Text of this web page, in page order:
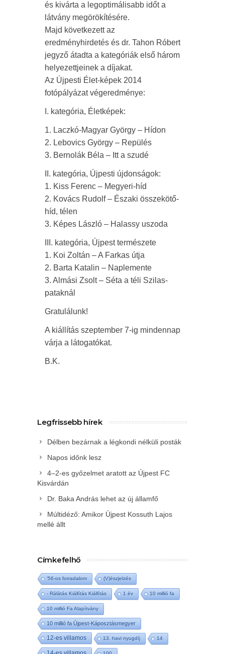
és kivárta a legoptimálisabb időt a
látvány megörökítésére.
Majd következett az
eredményhirdetés és dr. Tahon Róbert
jegyző átadta a kategóriák első három
helyezettjeinek a díjakat.
Az Újpesti Élet-képek 2014
fotópályázat végeredménye:
I. kategória, Életképek:
1. Laczkó-Magyar György – Hídon
2. Lebovics György – Repülés
3. Bernolák Béla – Itt a szudé
II. kategória, Újpesti újdonságok:
1. Kiss Ferenc – Megyeri-híd
2. Kovács Rudolf – Északi összekötő-
híd, télen
3. Képes László – Halassy uszoda
III. kategória, Újpest természete
1. Koi Zoltán – A Farkas útja
2. Barta Katalin – Naplemente
3. Almási Zsolt – Séta a téli Szilas-
pataknál
Gratulálunk!
A kiállítás szeptember 7-ig mindennap
várja a látogatókat.
B.K.
Legfrissebb hírek
Délben bezárnak a légkondi nélküli posták
Napos időnk lesz
4–2-es győzelmet aratott az Újpest FC
Kisvárdán
Dr. Baka András lehet az új államfő
Múltidéző: Amikor Újpest Kossuth Lajos
mellé állt
Címkefelhő
'56-os forradalom (V)észjelzés
- Rálátás Kiállítás Kiállítás 1 év 10 millió fa
10 millió Fa Alapítvány
10 millió fa Újpest-Káposztásmegyer
12-es villamos 13. havi nyugdíj 14